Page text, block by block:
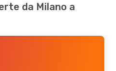
da Milano a